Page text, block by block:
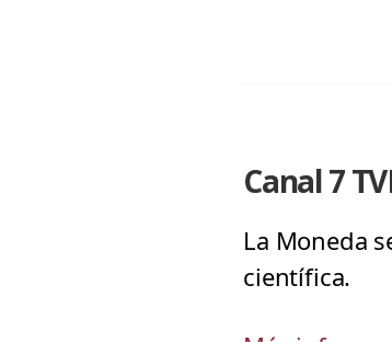
Canal 7
La Moneda
científica.